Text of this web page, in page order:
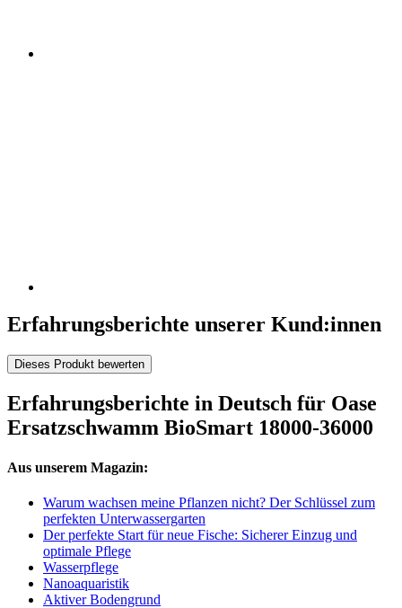
Erfahrungsberichte unserer Kund:innen
Dieses Produkt bewerten
Erfahrungsberichte in Deutsch für Oase
Ersatzschwamm BioSmart 18000-36000
Aus unserem Magazin:
Warum wachsen meine Pflanzen nicht? Der Schlüssel zum
perfekten Unterwassergarten
Der perfekte Start für neue Fische: Sicherer Einzug und
optimale Pflege
Wasserpflege
Nanoaquaristik
Aktiver Bodengrund